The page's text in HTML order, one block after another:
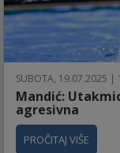
SUBOTA, 19.07.2025 |
Mandić:
agresivna
PROČITAJ VIŠE